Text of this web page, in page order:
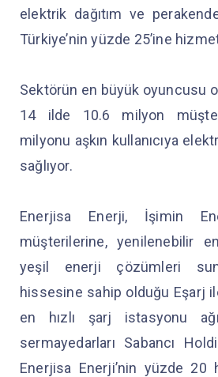
elektrik dağıtım ve
Türkiye’nin yüzde 25’ine
Sektörün en büyük oyuncusu
14 ilde 10.6 milyon
milyonu aşkın kullanıcıya
sağlıyor.
Enerjisa Enerji, İşimin
müşterilerine, yenilenebilir
yeşil enerji çözümleri
hissesine sahip olduğu Eşarj
en hızlı şarj istasyonu
sermayedarları Sabancı
Enerjisa Enerji’nin yüzde 20